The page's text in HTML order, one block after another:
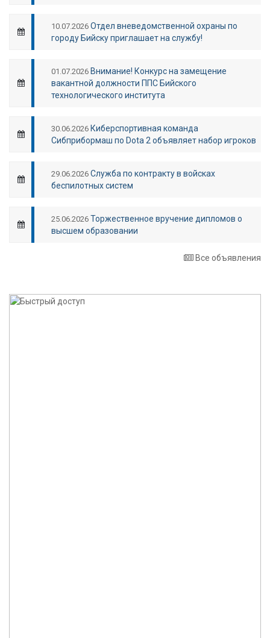
10.07.2026 Отдел вневедомственной охраны по
городу Бийску приглашает на службу!
01.07.2026 Внимание! Конкурс на замещение
вакантной должности ППС Бийского
технологического института
30.06.2026 Киберспортивная команда
Сибприбормаш по Dota 2 объявляет набор игроков
29.06.2026 Служба по контракту в войсках
беспилотных систем
25.06.2026 Торжественное вручение дипломов о
высшем образовании
Все объявления